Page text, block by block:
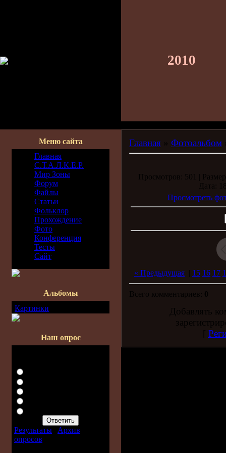
2010
Меню сайта
Главная
С.Т.А.Л.К.Е.Р.
Мир Зоны
Форум
Файлы
Статьи
Фольклор
Прохождение
Фото
Конференция
Тесты
Сайт
Альбомы
Картинки
Наш опрос
Результаты
Архив
опросов
Главная » Фотоальбом
Просмотров: 501 |
Дата:
Просмотреть
« Предыдущая 15 16 17
Всего комментариев: 0
Добавлять
[